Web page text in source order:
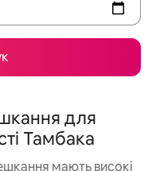
для
Тамбака
мають високі